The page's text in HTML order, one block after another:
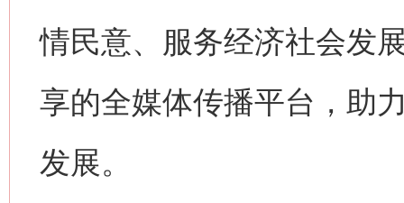
情民意、服务经济社会发
享的全媒体传播平台，助
发展。